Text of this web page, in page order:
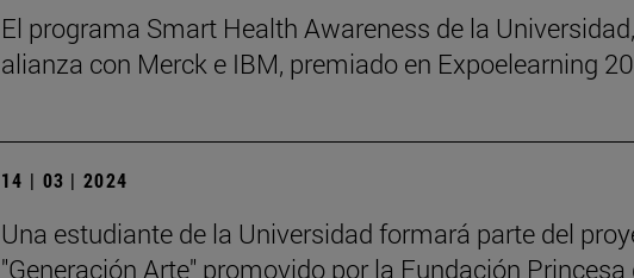
El programa Smart Health Awareness de la
alianza con Merck e IBM, premiado en Expoelearning
14 | 03 | 2024
Una estudiante de la Universidad formará parte del
"Generación Arte" promovido por la Fundación Princesa